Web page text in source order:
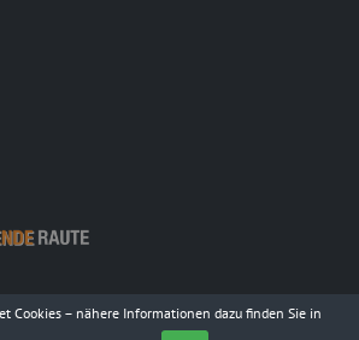
Cookies – nähere Informationen dazu finden Sie in